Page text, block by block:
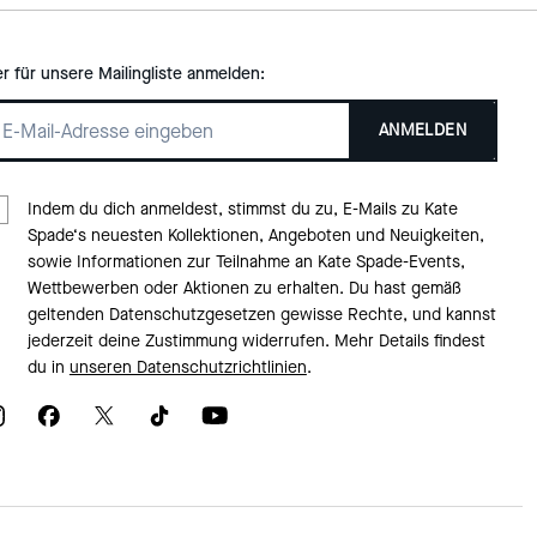
für unsere Mailingliste anmelden:
ANMELDEN
Indem du dich anmeldest, stimmst du zu, E-Mails zu Kate
Spade‘s neuesten Kollektionen, Angeboten und Neuigkeiten,
sowie Informationen zur Teilnahme an Kate Spade-Events,
Wettbewerben oder Aktionen zu erhalten. Du hast gemäß
geltenden Datenschutzgesetzen gewisse Rechte, und kannst
jederzeit deine Zustimmung widerrufen. Mehr Details findest
du in unseren Datenschutzrichtlinien.